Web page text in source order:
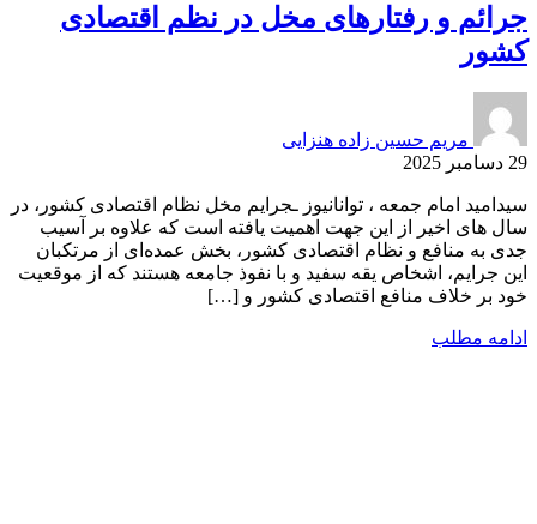
جرائم و رفتارهای مخل در نظم اقتصادی
کشور
مریم حسین زاده هنزایی
29 دسامبر 2025
سیدامید امام جمعه ، توانانیوز ـجرایم مخل نظام اقتصادی کشور، در
سال های اخیر از این جهت اهمیت یافته است که علاوه بر آسیب
جدی به منافع و نظام اقتصادی کشور، بخش عمده‌ای از مرتکبان
این جرایم، اشخاص یقه سفید و با نفوذ جامعه هستند که از موقعیت
خود بر خلاف منافع اقتصادی کشور و […]
ادامه مطلب